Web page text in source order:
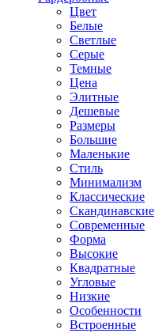
Цвет
Белые
Светлые
Серые
Темные
Цена
Элитные
Дешевые
Размеры
Большие
Маленькие
Стиль
Минимализм
Классические
Скандинавские
Современные
Форма
Высокие
Квадратные
Угловые
Низкие
Особенности
Встроенные